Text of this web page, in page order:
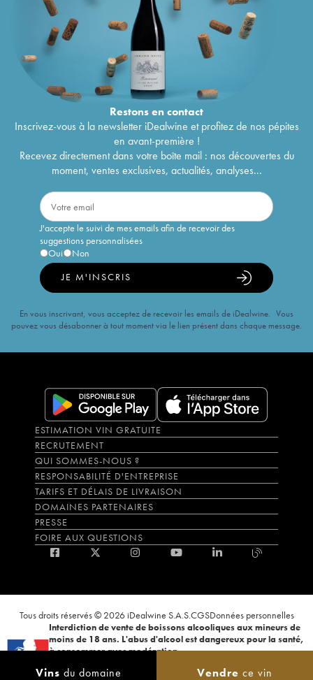
Vins du domaine Vendre ce vin
Restons encontact
Inscrivez-vous à la newsletter iDealwine et profitez de nos pépites
en avant-première !
Recevez directement dans votre boîte mail : nos découvertes du
moment, ventes exclusives, actualités, analyses...
J'accepte le suivi de mes emails afin de recevoir des
suggestions personnalisées
Oui
Non
JE M'INSCRIS
En vous inscrivant, vous acceptez de recevoir les emails de iDealwine. Vous
pouvez vous désabonner à tout moment via le lien présent dans chaque message.
ESTIMATION VIN GRATUITE
RECRUTEMENT
QUI SOMMES-NOUS ?
RESPONSABILITÉ D'ENTREPRISE
TARIFS ET DÉLAIS DE LIVRAISON
DOMAINES PARTENAIRES
PRESSE
FOIRE AUX QUESTIONS
Tous droits réservés © 2026 iDealwine S.A.S.CGSDonnées personnelles
Interdiction de vente de boissons alcooliques aux mineurs de
moins de 18 ans. L'abus d'alcool est dangereux pour la santé,
à consommer avec modération.
ligne. CODE DE LA SANTÉ PUBLIQUE, ART.L.3342-1 et L.3353-3